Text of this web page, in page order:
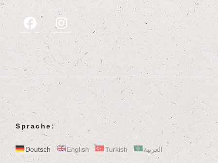
Sprache:
Deutsch English Turkish العربية